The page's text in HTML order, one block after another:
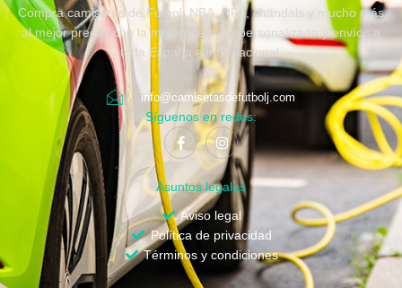
Compra camisetas de Fútbol, NBA, NFL, chandals y mucho más
al mejor precio, con la mejor atención personalizada y envíos a
toda España e internacional.
info@camisetasdefutbolj.com
Síguenos en redes:
Asuntos legales
Aviso legal
Política de privacidad
Términos y condiciones